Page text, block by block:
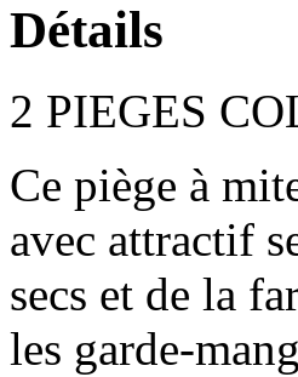
Détails
2 PIEGES
Ce piège à
avec attractif
secs et de la
les garde-